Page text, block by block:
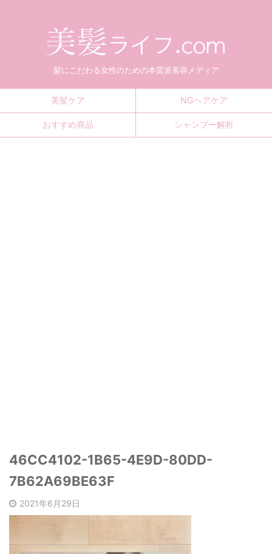
髪にこだわる女性のための本質派美容メディア
美髪ケア NGヘアケア
おすすめ商品 シャンプー解析
46CC4102-1B65-4E9D-80DD-
7B62A69BE63F
2021年6月29日